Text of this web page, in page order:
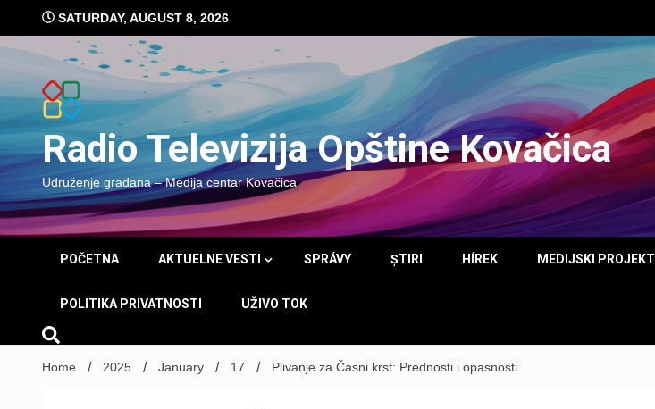
content
SATURDAY, AUGUST 8, 2026
Radio Televizija Opštine Kovačica
Udruženje građana – Medija centar Kovačica
POČETNA AKTUELNE VESTI SPRÁVY ȘTIRI HÍREK MEDIJSKI PROJEKTI
POLITIKA PRIVATNOSTI UŽIVO TOK
Home 2025 January 17 Plivanje za Časni krst: Prednosti i opasnosti